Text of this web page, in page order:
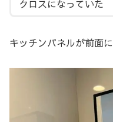
クロスになっていた
キッチンパネルが前面